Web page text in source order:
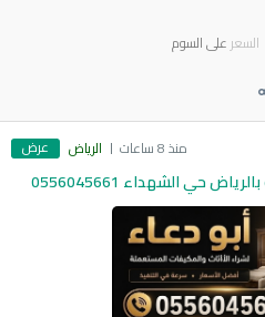
السعر على السوم
منذ 8 ساعات الرياض عرض
حي الشهداء 0556045661